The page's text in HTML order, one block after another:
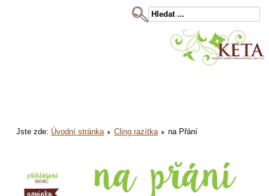
Jste zde: Úvodní stránka Cling razítka na Přání